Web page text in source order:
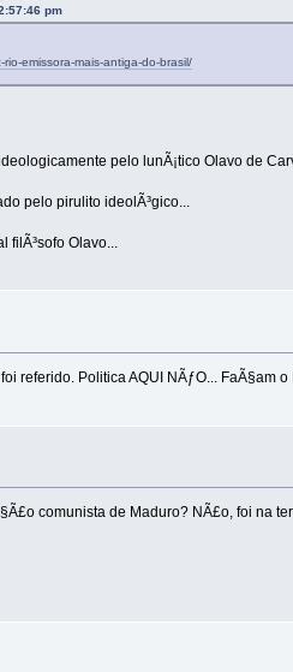
pm
emissora-mais-antiga-do-brasil/
pelo lunÃ¡tico Olavo de
pelo pirulito ideolÃ³gico...
filÃ³sofo Olavo...
referido. Politica AQUI NÃƒO... FaÃ§am o
comunista de Maduro? NÃ£o, foi na